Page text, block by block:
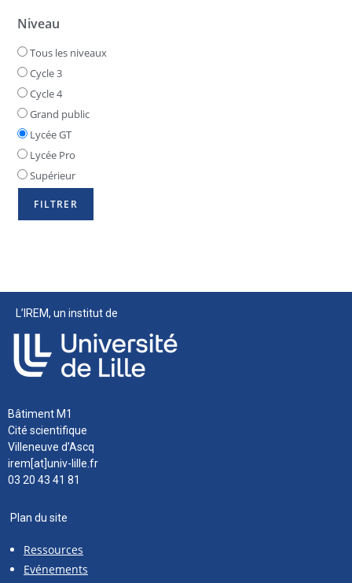
Niveau
Tous les niveaux
Cycle 3
Cycle 4
Grand public
Lycée GT
Lycée Pro
Supérieur
L’IREM, un institut de
Bâtiment M1
Cité scientifique
Villeneuve d’Ascq
irem[at]univ-lille.fr
03 20 43 41 81
Plan du site
Ressources
Evénements